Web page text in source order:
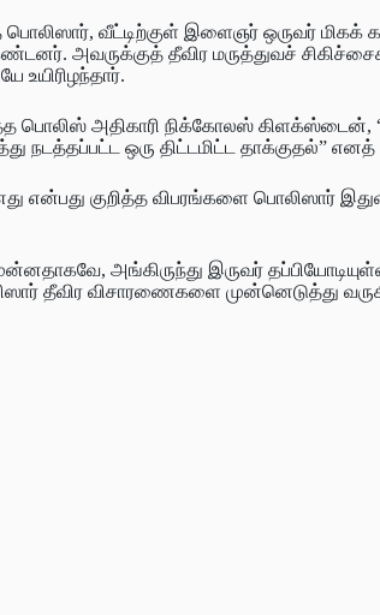
பொலிஸார், வீட்டிற்குள் இளைஞர் ஒருவர்
அவருக்குத் தீவிர மருத்துவச்
உயிரிழந்தார்.
பொலிஸ் அதிகாரி நிக்கோலஸ் கிளக்ஸ்டைன்,
நடத்தப்பட்ட ஒரு திட்டமிட்ட தாக்குதல்” எனத்
என்பது குறித்த விபரங்களை பொலிஸார்
அங்கிருந்து இருவர்
தீவிர விசாரணைகளை முன்னெடுத்து